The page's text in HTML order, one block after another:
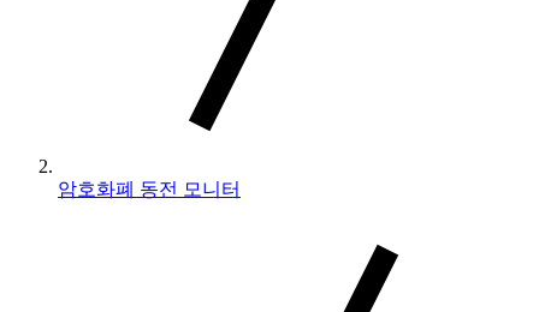
암호화폐 동전 모니터